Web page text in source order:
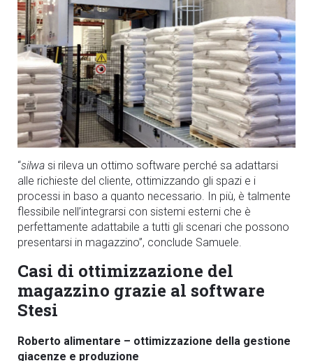
“silwa si rileva un ottimo software perché sa adattarsi
alle richieste del cliente, ottimizzando gli spazi e i
processi in baso a quanto necessario. In più, è talmente
flessibile nell’integrarsi con sistemi esterni che è
perfettamente adattabile a tutti gli scenari che possono
presentarsi in magazzino”, conclude Samuele.
Casi di ottimizzazione del
magazzino grazie al software
Stesi
Roberto alimentare – ottimizzazione della gestione
giacenze e produzione